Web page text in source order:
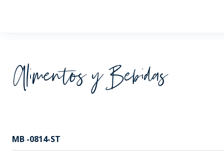
Alimentos y Bebidas
MB -0814-ST